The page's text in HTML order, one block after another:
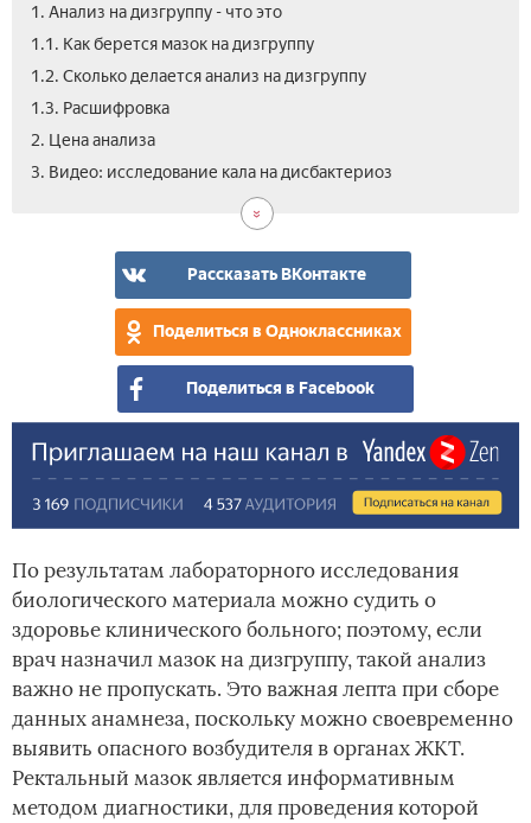
1. Анализ на дизгруппу - что это
1.1. Как берется мазок на дизгруппу
1.2. Сколько делается анализ на дизгруппу
1.3. Расшифровка
2. Цена анализа
3. Видео: исследование кала на дисбактериоз
Рассказать ВКонтакте
Поделиться в Одноклассниках
Поделиться в Facebook
По результатам лабораторного исследования
биологического материала можно судить о
здоровье клинического больного; поэтому, если
врач назначил мазок на дизгруппу, такой анализ
важно не пропускать. Это важная лепта при сборе
данных анамнеза, поскольку можно своевременно
выявить опасного возбудителя в органах ЖКТ.
Ректальный мазок является информативным
методом диагностики, для проведения которой